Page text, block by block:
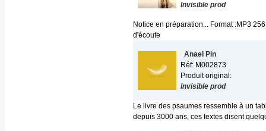
Invisible prod
Notice en préparation... Format :MP3
d'écoute
Anael Pin
Réf: M002873
Produit original:
Invisible prod
Le livre des psaumes ressemble à un
depuis 3000 ans, ces textes disent